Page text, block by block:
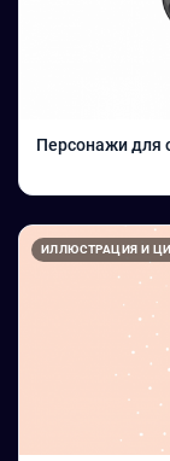
Персонажи для
ИЛЛЮСТРАЦИЯ И